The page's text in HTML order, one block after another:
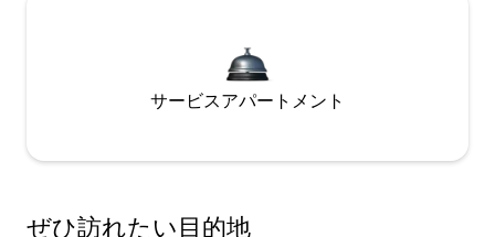
サービスアパートメント
ぜひ訪⁠れ⁠た⁠い目⁠的⁠地